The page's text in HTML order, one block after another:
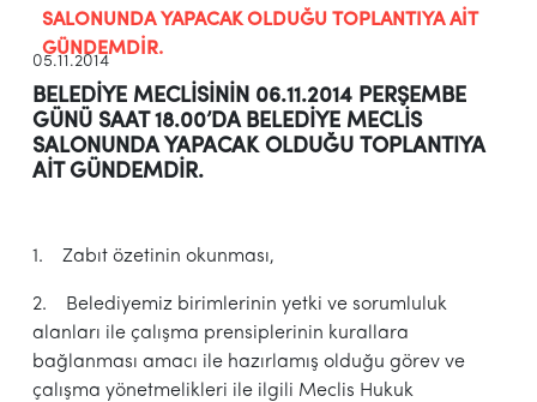
SALONUNDA YAPACAK OLDUĞU TOPLANTIYA AİT
GÜNDEMDİR.
05.11.2014
BELEDİYE MECLİSİNİN 06.11.2014 PERŞEMBE
GÜNÜ SAAT 18.00’DA BELEDİYE MECLİS
SALONUNDA YAPACAK OLDUĞU TOPLANTIYA
AİT GÜNDEMDİR.
1. Zabıt özetinin okunması,
2. Belediyemiz birimlerinin yetki ve sorumluluk
alanları ile çalışma prensiplerinin kurallara
bağlanması amacı ile hazırlamış olduğu görev ve
çalışma yönetmelikleri ile ilgili Meclis Hukuk